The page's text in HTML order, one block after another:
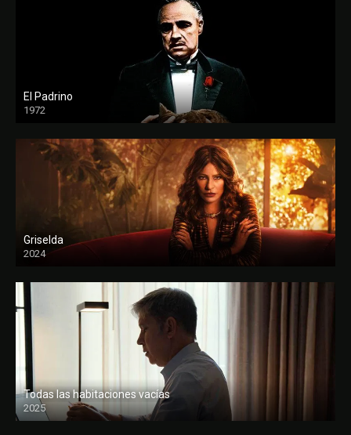
El Padrino
1972
FULL HD
Griselda
2024
Todas las habitaciones vacías
2025
FULL HD